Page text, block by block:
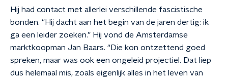
Hij had contact met allerlei verschillende fascistische
bonden. “Hij dacht aan het begin van de jaren dertig: ik
ga een leider zoeken.” Hij vond de Amsterdamse
marktkoopman Jan Baars. “Die kon ontzettend goed
spreken, maar was ook een ongeleid projectiel. Dat liep
dus helemaal mis, zoals eigenlijk alles in het leven van